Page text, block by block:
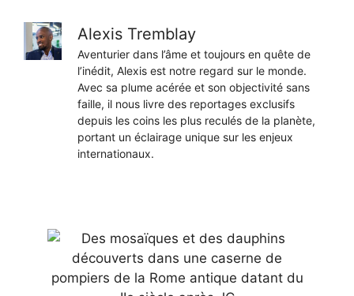
Alexis Tremblay
Aventurier dans l’âme et toujours en quête de
l’inédit, Alexis est notre regard sur le monde.
Avec sa plume acérée et son objectivité sans
faille, il nous livre des reportages exclusifs
depuis les coins les plus reculés de la planète,
portant un éclairage unique sur les enjeux
internationaux.